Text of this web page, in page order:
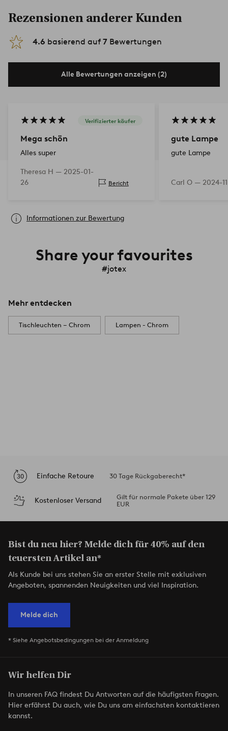
Rezensionen anderer Kunden
4.6 basierend auf 7 Bewertungen
Alle Bewertungen anzeigen (2)
Verifizierter käufer
Mega schön
Alles super
Theresa H — 2025-01-
26
Bericht
gute Lampe
gute Lampe
Carl O — 2024-
Informationen zur Bewertung
Share your favourites
#jotex
Mehr entdecken
Tischleuchten – Chrom Lampen - Chrom
Einfache Retoure 30 Tage Rückgaberecht*
Kostenloser Versand
Gilt für normale Pakete über 129
EUR
Bist du neu hier? Melde dich für 40% auf den
teuersten Artikel an*
Als Kunde bei uns stehen Sie an erster Stelle mit exklusiven
Angeboten, spannenden Neuigkeiten und viel Inspiration.
Melde dich
* Siehe Angebotsbedingungen bei der Anmeldung
Wir helfen Dir
In unseren FAQ findest Du Antworten auf die häufigsten Fragen.
Hier erfährst Du auch, wie Du uns am einfachsten kontaktieren
kannst.